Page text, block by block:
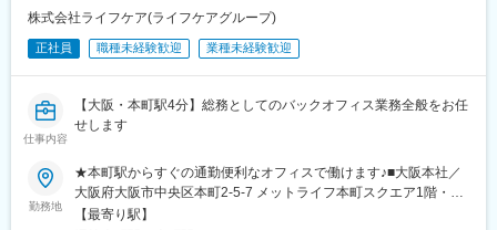
株式会社ライフケア(ライフケアグループ)
正社員 職種未経験歓迎 業種未経験歓迎
仕事内容
【大阪・本町駅4分】総務としてのバックオフィス業務全般をお任
せします
勤務地
★本町駅からすぐの通勤便利なオフィスで働けます♪■大阪本社／
大阪府大阪市中央区本町2-5-7 メットライフ本町スクエア1階・大
阪メトロ中央線「堺筋本町駅」より徒歩3分・大阪メトロ御堂筋本
【最寄り駅】